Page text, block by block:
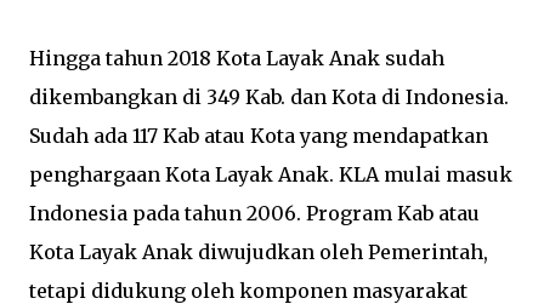
Hingga tahun 2018 Kota Layak Anak sudah
dikembangkan di 349 Kab. dan Kota di Indonesia.
Sudah ada 117 Kab atau Kota yang mendapatkan
penghargaan Kota Layak Anak. KLA mulai masuk
Indonesia pada tahun 2006. Program Kab atau
Kota Layak Anak diwujudkan oleh Pemerintah,
tetapi didukung oleh komponen masyarakat